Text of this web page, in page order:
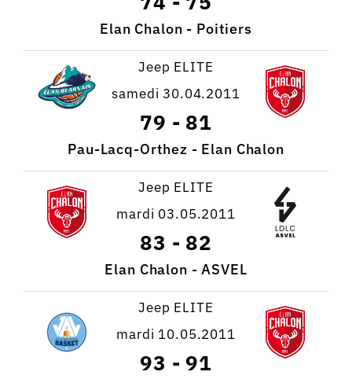
Elan Chalon - Poitiers
Jeep ELITE
samedi 30.04.2011
79 - 81
Pau-Lacq-Orthez - Elan Chalon
Jeep ELITE
mardi 03.05.2011
83 - 82
Elan Chalon - ASVEL
Jeep ELITE
mardi 10.05.2011
93 - 91